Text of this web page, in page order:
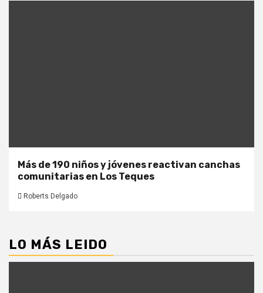
Más de 190 niños y jóvenes reactivan canchas
comunitarias en Los Teques
Roberts Delgado
LO MÁS LEIDO